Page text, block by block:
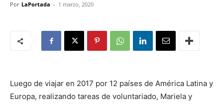
Por LaPortada - 1 marzo, 2020
Luego de viajar en 2017 por 12 países de América Latina y
Europa, realizando tareas de voluntariado, Mariela y